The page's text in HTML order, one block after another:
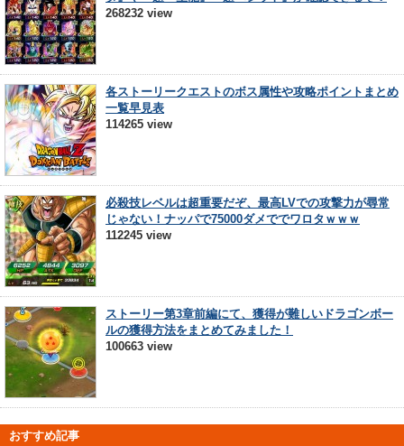
268232 view
各ストーリークエストのボス属性や攻略ポイントまとめ
一覧早見表
114265 view
必殺技レベルは超重要だぞ、最高LVでの攻撃力が尋常
じゃない！ナッパで75000ダメででワロタｗｗｗ
112245 view
ストーリー第3章前編にて、獲得が難しいドラゴンボー
ルの獲得方法をまとめてみました！
100663 view
おすすめ記事